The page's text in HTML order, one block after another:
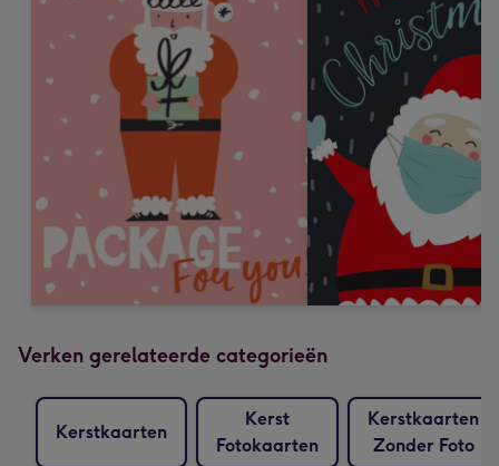
Verken gerelateerde categorieën
Kerstkaarten
Kerst
Fotokaarten
Kerstkaarten
Zonder Foto